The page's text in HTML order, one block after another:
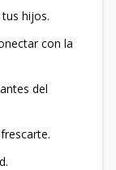
hijos.
con la
del